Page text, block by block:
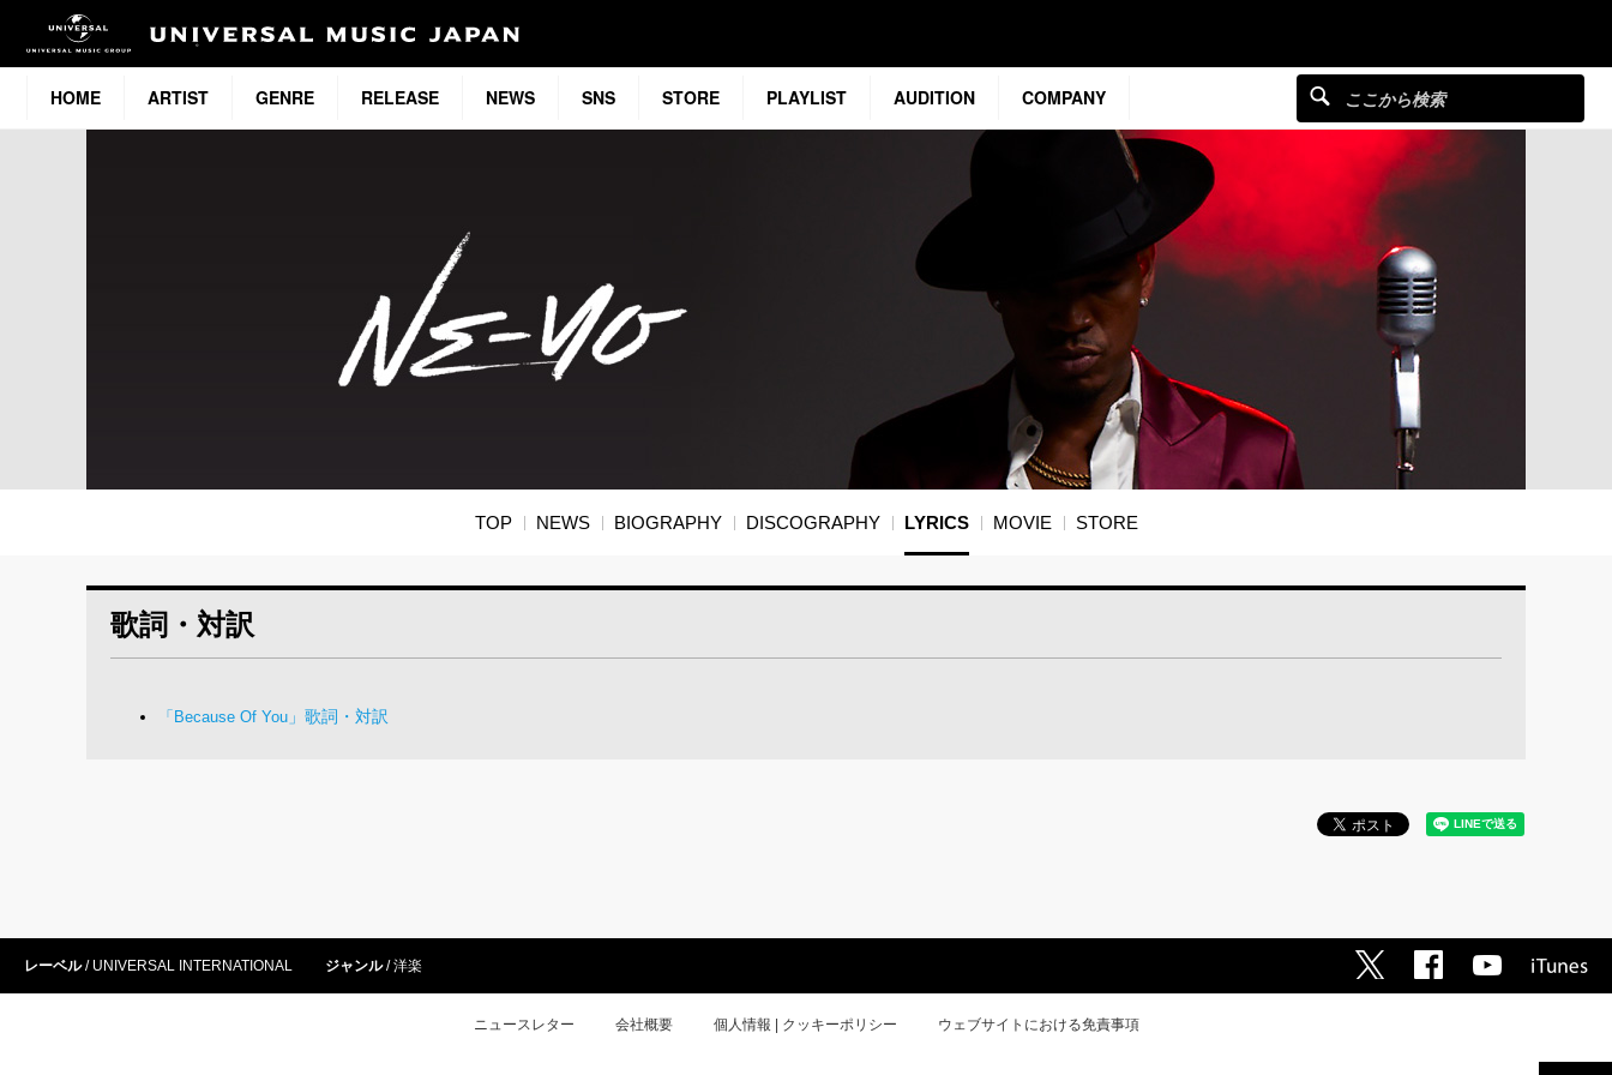
HOME ARTIST GENRE RELEASE NEWS SNS STORE PLAYLIST AUDITION COMPANY
TOP NEWS BIOGRAPHY DISCOGRAPHY LYRICS MOVIE STORE
歌詞・対訳
「Because Of You 」歌詞・対訳
レーベル UNIVERSAL INTERNATIONAL ジャンル 洋楽
ニュースレター 会社概要 個人情報 | クッキーポリシー ウェブサイトにおける免責事項